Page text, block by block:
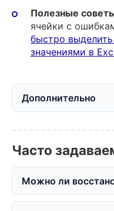
Полезные
ячейки с
быстро
значениями в
Дополнительно
Часто
Можно ли